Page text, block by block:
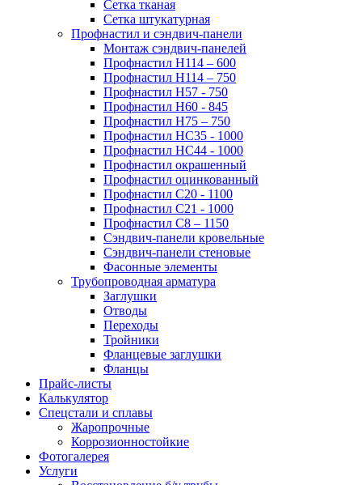
Сетка тканая
Сетка штукатурная
Профнастил и сэндвич-панели
Монтаж сэндвич-панелей
Профнастил Н114 – 600
Профнастил Н114 – 750
Профнастил Н57 - 750
Профнастил Н60 - 845
Профнастил Н75 – 750
Профнастил НС35 - 1000
Профнастил НС44 - 1000
Профнастил окрашенный
Профнастил оцинкованный
Профнастил С20 - 1100
Профнастил С21 - 1000
Профнастил С8 – 1150
Сэндвич-панели кровельные
Сэндвич-панели стеновые
Фасонные элементы
Трубопроводная арматура
Заглушки
Отводы
Переходы
Тройники
Фланцевые заглушки
Фланцы
Прайс-листы
Калькулятор
Спецстали и сплавы
Жаропрочные
Коррозионностойкие
Фотогалерея
Услуги